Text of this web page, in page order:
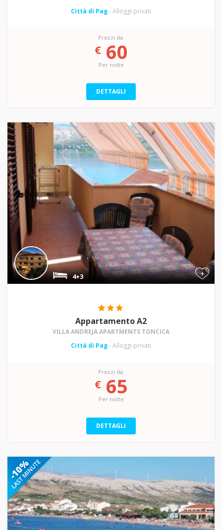
Città di Pag- Alloggi privati
Prezzi da:
€60
Per notte
DETTAGLI
+
4+3
Appartamento A2
VILLA ANDREJA APARTMENTS TONCICA
Città di Pag- Alloggi privati
Prezzi da:
€65
Per notte
DETTAGLI